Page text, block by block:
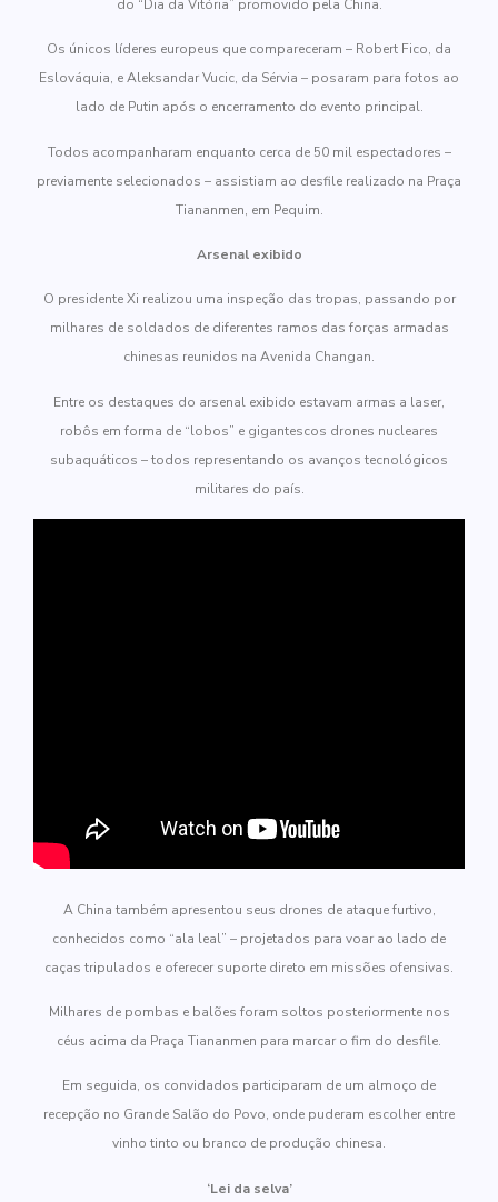
do “Dia da Vitória” promovido pela China.
Os únicos líderes europeus que compareceram – Robert Fico, da
Eslováquia, e Aleksandar Vucic, da Sérvia – posaram para fotos ao
lado de Putin após o encerramento do evento principal.
Todos acompanharam enquanto cerca de 50 mil espectadores –
previamente selecionados – assistiam ao desfile realizado na Praça
Tiananmen, em Pequim.
Arsenal exibido
O presidente Xi realizou uma inspeção das tropas, passando por
milhares de soldados de diferentes ramos das forças armadas
chinesas reunidos na Avenida Changan.
Entre os destaques do arsenal exibido estavam armas a laser,
robôs em forma de “lobos” e gigantescos drones nucleares
subaquáticos – todos representando os avanços tecnológicos
militares do país.
A China também apresentou seus drones de ataque furtivo,
conhecidos como “ala leal” – projetados para voar ao lado de
caças tripulados e oferecer suporte direto em missões ofensivas.
Milhares de pombas e balões foram soltos posteriormente nos
céus acima da Praça Tiananmen para marcar o fim do desfile.
Em seguida, os convidados participaram de um almoço de
recepção no Grande Salão do Povo, onde puderam escolher entre
vinho tinto ou branco de produção chinesa.
‘Lei da selva’